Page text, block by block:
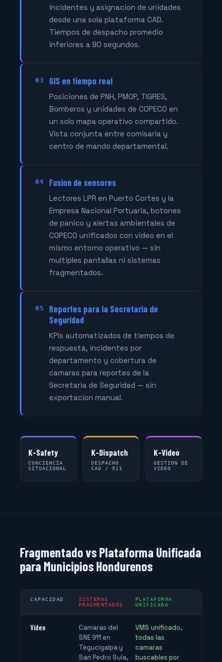
incidentes y asignacion de unidades
desde una sola plataforma CAD.
Tiempos de despacho promedio
inferiores a 90 segundos.
03 GIS en tiempo real
Posiciones de PNH, PMOP, TIGRES,
Bomberos y unidades de COPECO en
un solo mapa operativo compartido.
Vista conjunta entre comisaria y
centro de mando departamental.
04 Fusion de sensores
Lectores LPR en Puerto Cortes y la
Empresa Nacional Portuaria, botones
de panico y alertas ambientales de
COPECO unificados con video en el
mismo entorno operativo — sin
multiples pantallas ni sistemas
fragmentados.
05
Reportes para la Secretaria de
Seguridad
KPIs automatizados de tiempos de
respuesta, incidentes por
departamento y cobertura de
camaras para reportes de la
Secretaria de Seguridad — sin
exportacion manual.
K-Safety
CONCIENCIA
SITUACIONAL
K-Dispatch
DESPACHO
CAD / 911
K-Video
GESTION DE
VIDEO
Fragmentado vs Plataforma Unificada
para Municipios Hondurenos
CAPACIDAD
SISTEMAS
FRAGMENTADOS
PLATAFORMA
UNIFICADA
Video
Camaras del
SNE 911 en
Tegucigalpa y
San Pedro Sula,
VMS unificado,
todas las
camaras
buscables por